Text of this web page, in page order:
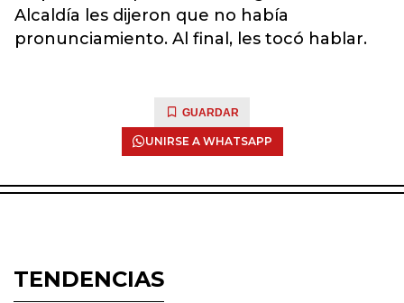
Alcaldía les dijeron que no había
pronunciamiento. Al final, les tocó hablar.
GUARDAR
UNIRSE A WHATSAPP
TENDENCIAS